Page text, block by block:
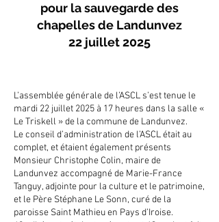
pour la sauvegarde des
chapelles de Landunvez
22 juillet 2025
L’assemblée générale de l’ASCL s’est tenue le
mardi 22 juillet 2025 à 17 heures dans la salle «
Le Triskell » de la commune de Landunvez.
Le conseil d’administration de l’ASCL était au
complet, et étaient également présents
Monsieur Christophe Colin, maire de
Landunvez accompagné de Marie-France
Tanguy, adjointe pour la culture et le patrimoine,
et le Père Stéphane Le Sonn, curé de la
paroisse Saint Mathieu en Pays d’Iroise.